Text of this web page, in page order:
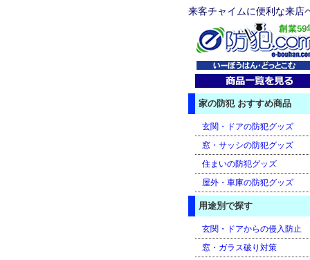
来客チャイムに便利な来店
家の防犯 おすすめ商品
玄関・ドアの防犯グッズ
窓・サッシの防犯グッズ
住まいの防犯グッズ
屋外・車庫の防犯グッズ
用途別で探す
玄関・ドアからの侵入防止
窓・ガラス破り対策